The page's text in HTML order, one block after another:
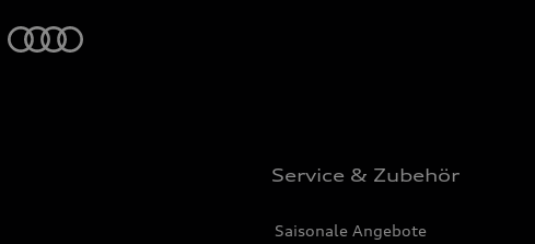
Service & Zubehör
Saisonale Angebote